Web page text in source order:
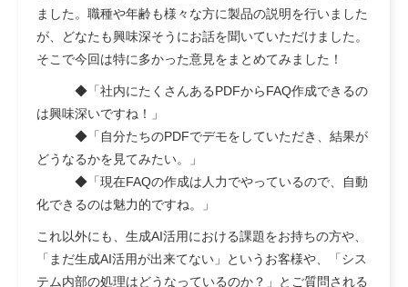
ました。職種や年齢も様々な方に製品の説明を行いました
が、どなたも興味深そうにお話を聞いていただけました。
そこで今回は特に多かった意見をまとめてみました！
◆「社内にたくさんあるPDFからFAQ作成できるの
は興味深いですね！」
◆「自分たちのPDFでデモをしていただき、結果が
どうなるかを見てみたい。」
◆「現在FAQの作成は人力でやっているので、自動
化できるのは魅力的ですね。」
これ以外にも、生成AI活用における課題をお持ちの方や、
「まだ生成AI活用が出来てない」というお客様や、「シス
テム内部の処理はどうなっているのか？」とご質問される